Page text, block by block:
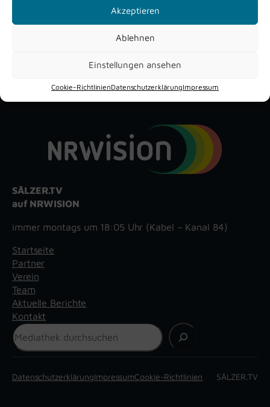
Akzeptieren
Ablehnen
Einstellungen ansehen
Cookie-RichtlinienDatenschutzerklärungImpressum
YouTube
Instagram
Facebook
SÄLZER.TV
auf NRWISION
immer montags um 18:05 Uhr (Kabel – Kanal 84)
Startseite
Partner
Verein
Team
Aktuelle Berichte
Kontakt
Suchen
DatenschutzerklärungImpressumCookie-Richtlinien SÄLZER.TV